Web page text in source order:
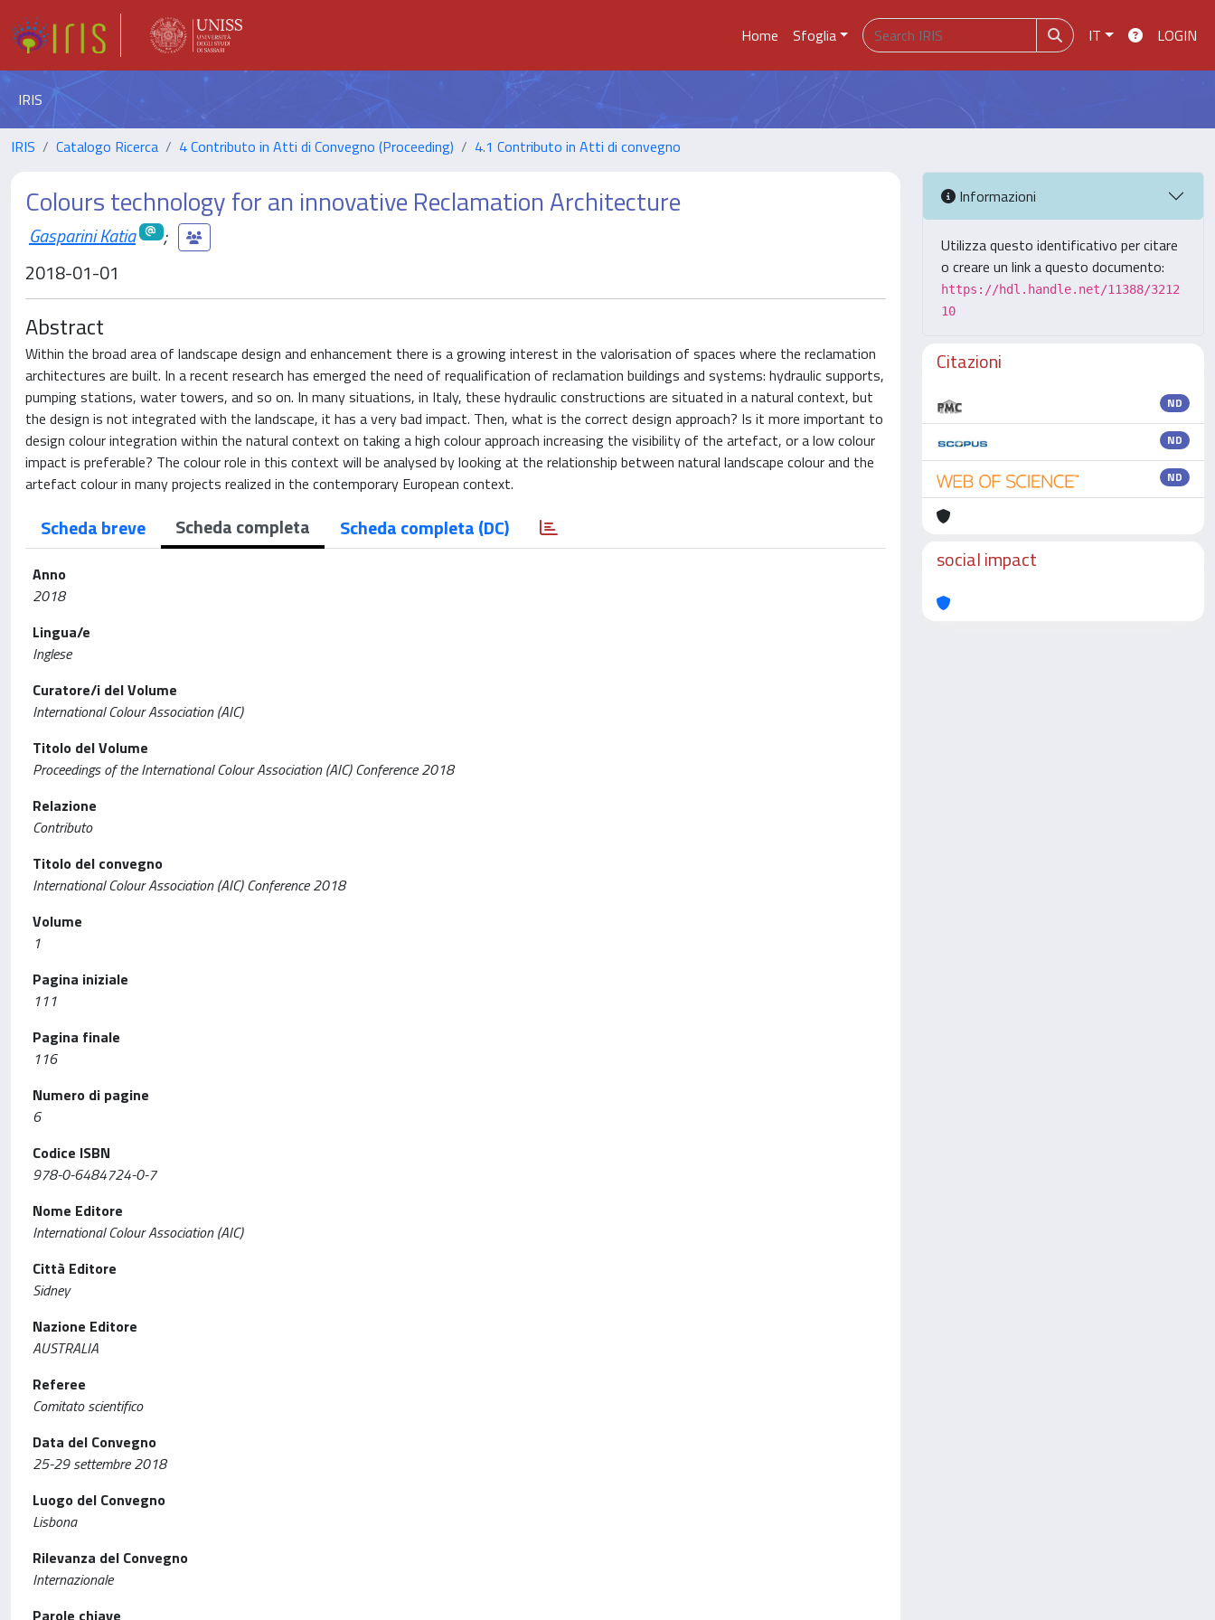
Home Sfoglia IT LOGIN
IRIS
IRIS Catalogo Ricerca 4 Contributo in Atti di Convegno (Proceeding) 4.1 Contributo in Atti di convegno
Colours technology for an innovative Reclamation Architecture
Gasparini Katia
;
2018-01-01
Abstract
Within the broad area of landscape design and enhancement there is a growing interest in the valorisation of spaces where the reclamation
architectures are built. In a recent research has emerged the need of requalification of reclamation buildings and systems: hydraulic supports,
pumping stations, water towers, and so on. In many situations, in Italy, these hydraulic constructions are situated in a natural context, but
the design is not integrated with the landscape, it has a very bad impact. Then, what is the correct design approach? Is it more important to
design colour integration within the natural context on taking a high colour approach increasing the visibility of the artefact, or a low colour
impact is preferable? The colour role in this context will be analysed by looking at the relationship between natural landscape colour and the
artefact colour in many projects realized in the contemporary European context.
Scheda breve Scheda completa Scheda completa (DC)
Anno
2018
Lingua/e
Inglese
Curatore/i del Volume
International Colour Association (AIC)
Titolo del Volume
Proceedings of the International Colour Association (AIC) Conference 2018
Relazione
Contributo
Titolo del convegno
International Colour Association (AIC) Conference 2018
Volume
1
Pagina iniziale
111
Pagina finale
116
Numero di pagine
6
Codice ISBN
978-0-6484724-0-7
Nome Editore
International Colour Association (AIC)
Città Editore
Sidney
Nazione Editore
AUSTRALIA
Referee
Comitato scientifico
Data del Convegno
25-29 settembre 2018
Luogo del Convegno
Lisbona
Rilevanza del Convegno
Internazionale
Parole chiave
Informazioni
Utilizza questo identificativo per citare
o creare un link a questo documento:
https://hdl.handle.net/11388/3212
10
Citazioni
ND
ND
ND
social impact